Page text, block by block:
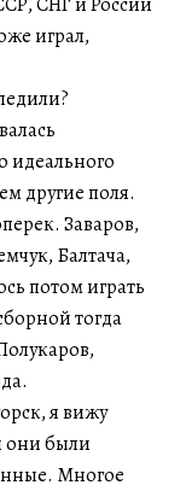
играл,
идеального
другие поля.
Заваров,
Балтача,
потом играть
тогда
я вижу
они были
Многое